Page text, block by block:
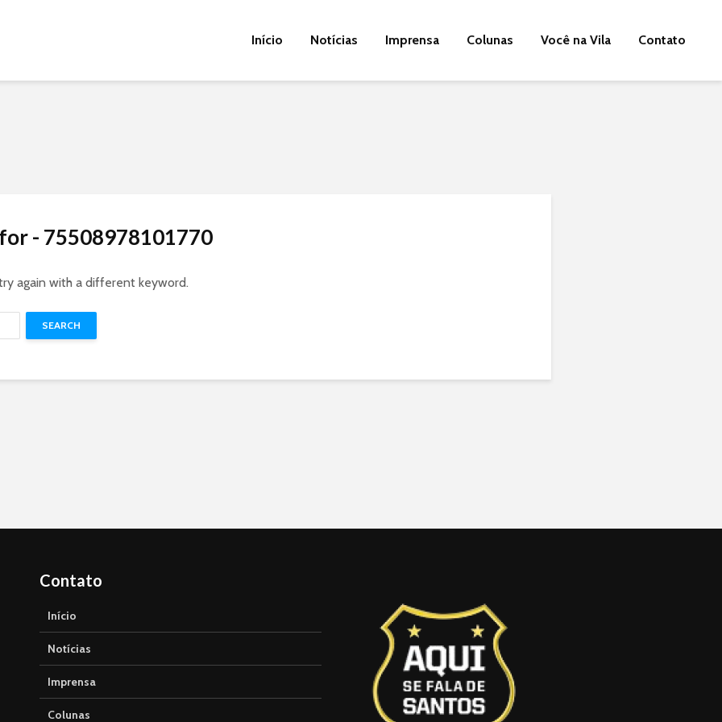
Início Notícias Imprensa Colunas Você na Vila Contato
- 75508978101770
again with a different keyword.
SEARCH
Contato
Início
Notícias
Imprensa
Colunas